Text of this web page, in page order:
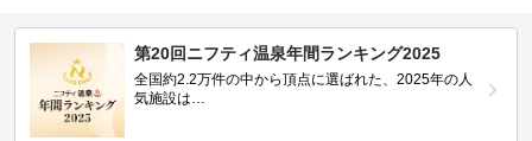
第20回ニフティ温泉年間ランキング2025
全国約2.2万件の中から頂点に選ばれた、2025年の人
気施設は…